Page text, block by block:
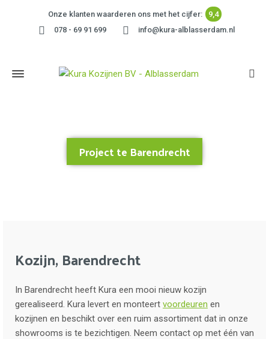
Onze klanten waarderen ons met het cijfer:
9,4
078 - 69 91 699
info@kura-alblasserdam.nl
Project te Barendrecht
Kozijn, Barendrecht
In Barendrecht heeft Kura een mooi nieuw kozijn
gerealiseerd. Kura levert en monteert voordeuren en
kozijnen en beschikt over een ruim assortiment dat in onze
showrooms is te bezichtigen. Neem contact op met één van